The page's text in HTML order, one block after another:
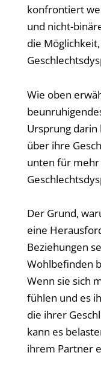
konfrontiert
und nicht-
die
Wie oben
Ursprung darin
über ihre
unten für
Der Grund,
eine
Beziehungen
Wohlbefinden
Wenn sie sich
fühlen und es
die ihrer
kann es
ihrem Partner